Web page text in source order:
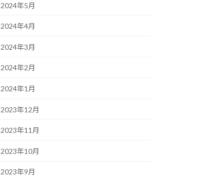
2024年5月
2024年4月
2024年3月
2024年2月
2024年1月
2023年12月
2023年11月
2023年10月
2023年9月